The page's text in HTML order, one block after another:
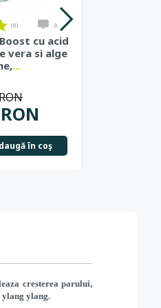
(0) 0
cu acid
vera si alge
...
în coş
cresterea parului,
ylang ylang.